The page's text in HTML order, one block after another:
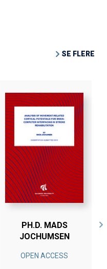
SE FLERE
PH.D. MADS
JOCHUMSEN
OPEN ACCESS